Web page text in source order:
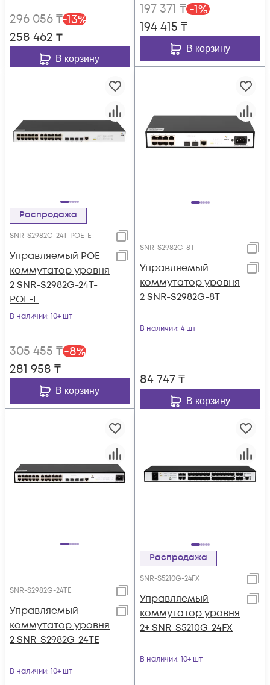
296 056₸-13%
258 462 ₸
В корзину
197 371 ₸-1%
194 415 ₸
В корзину
Распродажа
SNR-S2982G-24T-POE-E
Управляемый POE
коммутатор уровня
2 SNR-S2982G-24T-
POE-E
В наличии: 10+ шт
305 455 ₸-8%
281 958 ₸
В корзину
SNR-S2982G-8T
Управляемый
коммутатор уровня
2 SNR-S2982G-8T
В наличии: 4 шт
84 747₸
В корзину
SNR-S2982G-24TE
Управляемый
коммутатор уровня
2 SNR-S2982G-24TE
В наличии: 10+ шт
Распродажа
SNR-S5210G-24FX
Управляемый
коммутатор уровня
2+ SNR-S5210G-24FX
В наличии: 10+ шт